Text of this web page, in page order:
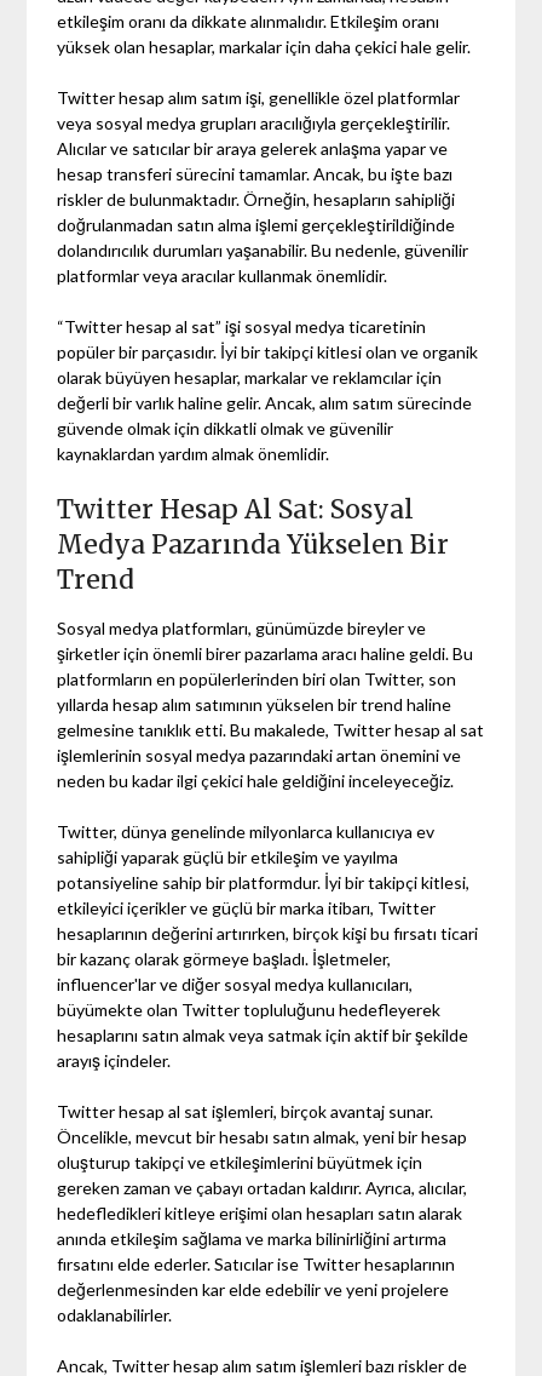
etkileşim oranı da dikkate alınmalıdır. Etkileşim oranı
yüksek olan hesaplar, markalar için daha çekici hale gelir.
Twitter hesap alım satım işi, genellikle özel platformlar
veya sosyal medya grupları aracılığıyla gerçekleştirilir.
Alıcılar ve satıcılar bir araya gelerek anlaşma yapar ve
hesap transferi sürecini tamamlar. Ancak, bu işte bazı
riskler de bulunmaktadır. Örneğin, hesapların sahipliği
doğrulanmadan satın alma işlemi gerçekleştirildiğinde
dolandırıcılık durumları yaşanabilir. Bu nedenle, güvenilir
platformlar veya aracılar kullanmak önemlidir.
“Twitter hesap al sat” işi sosyal medya ticaretinin
popüler bir parçasıdır. İyi bir takipçi kitlesi olan ve organik
olarak büyüyen hesaplar, markalar ve reklamcılar için
değerli bir varlık haline gelir. Ancak, alım satım sürecinde
güvende olmak için dikkatli olmak ve güvenilir
kaynaklardan yardım almak önemlidir.
Twitter Hesap Al Sat: Sosyal
Medya Pazarında Yükselen Bir
Trend
Sosyal medya platformları, günümüzde bireyler ve
şirketler için önemli birer pazarlama aracı haline geldi. Bu
platformların en popülerlerinden biri olan Twitter, son
yıllarda hesap alım satımının yükselen bir trend haline
gelmesine tanıklık etti. Bu makalede, Twitter hesap al sat
işlemlerinin sosyal medya pazarındaki artan önemini ve
neden bu kadar ilgi çekici hale geldiğini inceleyeceğiz.
Twitter, dünya genelinde milyonlarca kullanıcıya ev
sahipliği yaparak güçlü bir etkileşim ve yayılma
potansiyeline sahip bir platformdur. İyi bir takipçi kitlesi,
etkileyici içerikler ve güçlü bir marka itibarı, Twitter
hesaplarının değerini artırırken, birçok kişi bu fırsatı ticari
bir kazanç olarak görmeye başladı. İşletmeler,
influencer'lar ve diğer sosyal medya kullanıcıları,
büyümekte olan Twitter topluluğunu hedefleyerek
hesaplarını satın almak veya satmak için aktif bir şekilde
arayış içindeler.
Twitter hesap al sat işlemleri, birçok avantaj sunar.
Öncelikle, mevcut bir hesabı satın almak, yeni bir hesap
oluşturup takipçi ve etkileşimlerini büyütmek için
gereken zaman ve çabayı ortadan kaldırır. Ayrıca, alıcılar,
hedefledikleri kitleye erişimi olan hesapları satın alarak
anında etkileşim sağlama ve marka bilinirliğini artırma
fırsatını elde ederler. Satıcılar ise Twitter hesaplarının
değerlenmesinden kar elde edebilir ve yeni projelere
odaklanabilirler.
Ancak, Twitter hesap alım satım işlemleri bazı riskler de